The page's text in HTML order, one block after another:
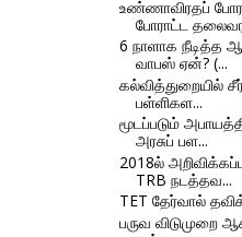
உண்ணாவிரதப்
போராட்ட
6 நாளாக நீடித்த
வாபஸ் ஏன்? (...
கல்வித்துறையில்
பள்ளிகள...
மூடப்படும்
அரசுப் பள...
2018ல்
TRB நடத்தவ...
TET தேர்வால்
பருவ விடுமுறை